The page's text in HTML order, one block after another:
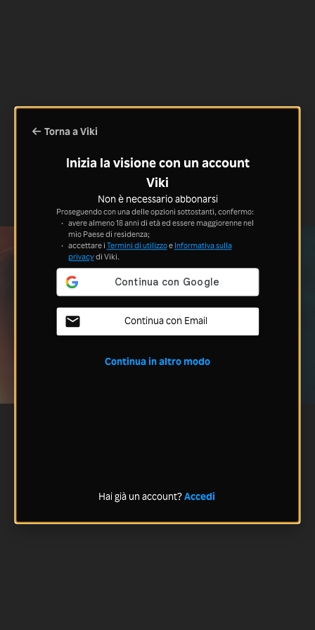
Torna a Viki
Inizia la visione con un account
Viki
Non è necessario abbonarsi
Proseguendo con una delle opzioni sottostanti, confermo:
avere almeno 18 anni di età ed essere maggiorenne nel
mio Paese di residenza;
accettare i Termini di utilizzoe Informativa sulla
privacydi Viki.
Continua con Email
Continua in altro modo
Hai già un account?Accedi